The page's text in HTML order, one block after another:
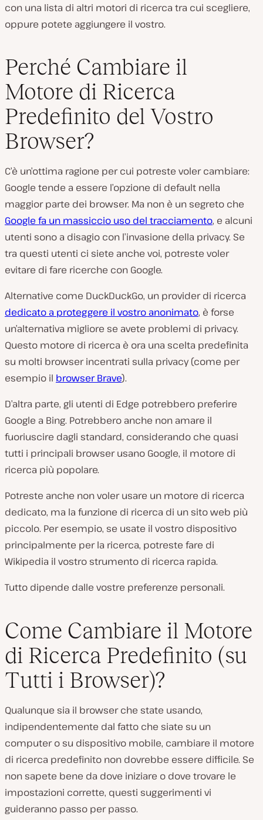
con una lista di altri motori di ricerca tra cui scegliere,
oppure potete aggiungere il vostro.
Perché Cambiare il
Motore di Ricerca
Predefinito del Vostro
Browser?
C’è un’ottima ragione per cui potreste voler cambiare:
Google tende a essere l’opzione di default nella
maggior parte dei browser. Ma non è un segreto che
Google fa un massiccio uso del tracciamento, e alcuni
utenti sono a disagio con l’invasione della privacy. Se
tra questi utenti ci siete anche voi, potreste voler
evitare di fare ricerche con Google.
Alternative come DuckDuckGo, un provider di ricerca
dedicato a proteggere il vostro anonimato, è forse
un’alternativa migliore se avete problemi di privacy.
Questo motore di ricerca è ora una scelta predefinita
su molti browser incentrati sulla privacy (come per
esempio il browser Brave).
D’altra parte, gli utenti di Edge potrebbero preferire
Google a Bing. Potrebbero anche non amare il
fuoriuscire dagli standard, considerando che quasi
tutti i principali browser usano Google, il motore di
ricerca più popolare.
Potreste anche non voler usare un motore di ricerca
dedicato, ma la funzione di ricerca di un sito web più
piccolo. Per esempio, se usate il vostro dispositivo
principalmente per la ricerca, potreste fare di
Wikipedia il vostro strumento di ricerca rapida.
Tutto dipende dalle vostre preferenze personali.
Come Cambiare il Motore
di Ricerca Predefinito (su
Tutti i Browser)?
Qualunque sia il browser che state usando,
indipendentemente dal fatto che siate su un
computer o su dispositivo mobile, cambiare il motore
di ricerca predefinito non dovrebbe essere difficile. Se
non sapete bene da dove iniziare o dove trovare le
impostazioni corrette, questi suggerimenti vi
guideranno passo per passo.